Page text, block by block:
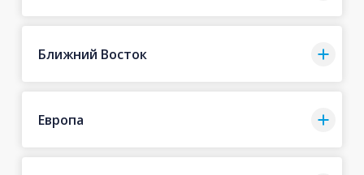
Ближний Восток
Европа